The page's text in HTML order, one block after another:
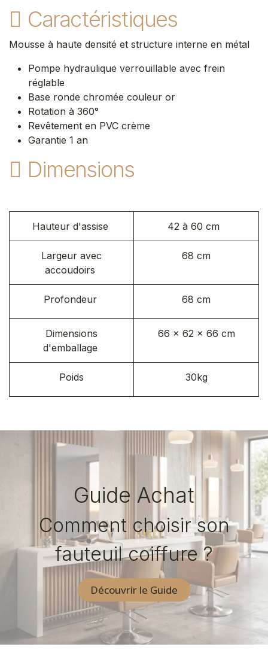
Caractéristiques
Mousse à haute densité et structure interne en métal
Pompe hydraulique verrouillable avec frein
réglable
Base ronde chromée couleur or
Rotation à 360°
Revêtement en PVC crème
Garantie 1 an
Dimensions
Hauteur d'assise 42 à 60 cm
Largeur avec
accoudoirs
68 cm
Profondeur 68 cm
Dimensions
d'emballage
66 x 62 x 66 cm
Poids 30kg
Guide Achat
Comment choisir son
fauteuil coiffure ?
Découvrir le Guide